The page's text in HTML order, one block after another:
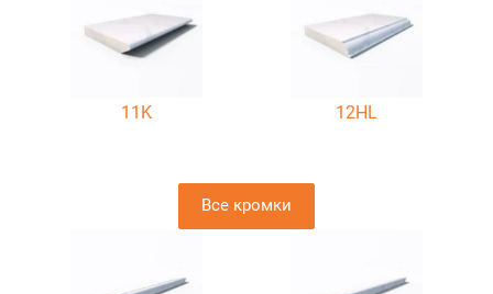
11K 12HL
Все кромки